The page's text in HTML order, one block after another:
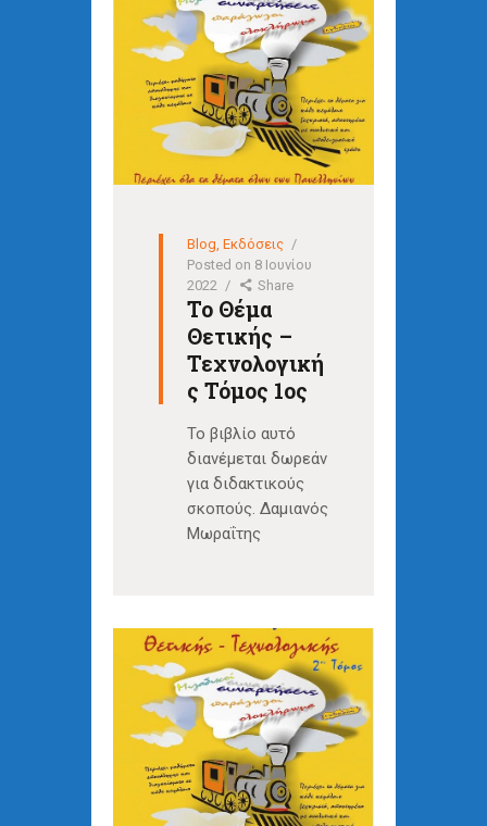
Blog ,Εκδόσεις
Posted on 8 Ιουνίου
2022
Share
Το Θέμα
Θετικής –
Τεχνολογική
ς Τόμος 1ος
Το βιβλίο αυτό
διανέμεται δωρεάν
για διδακτικούς
σκοπούς. Δαμιανός
Μωραΐτης